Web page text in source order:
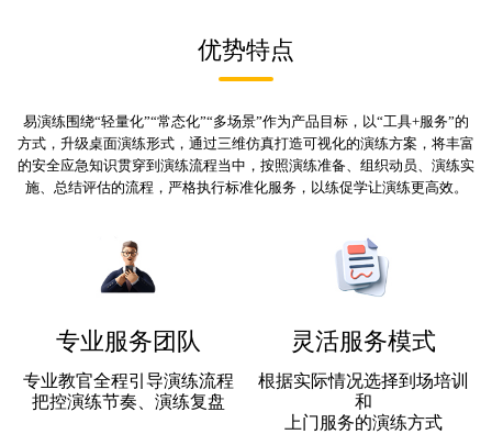
优势特点
易演练围绕“轻量化”“常态化”“多场景”作为产品目标，以“工具+服务”的
方式，升级桌面演练形式，通过三维仿真打造可视化的演练方案，将丰富
的安全应急知识贯穿到演练流程当中，按照演练准备、组织动员、演练实
施、总结评估的流程，严格执行标准化服务，以练促学让演练更高效。
专业服务团队
专业教官全程引导演练流程
把控演练节奏、演练复盘
灵活服务模式
根据实际情况选择到场培训
和
上门服务的演练方式